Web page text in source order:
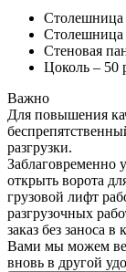
Столешница
Столешница
Стеновая
Цоколь – 50
Важно
Для повышения
разгрузки.
Заблаговременно
открыть ворота
грузовой лифт
разгрузочных
заказ без заноса
Вами мы можем
вновь в другой